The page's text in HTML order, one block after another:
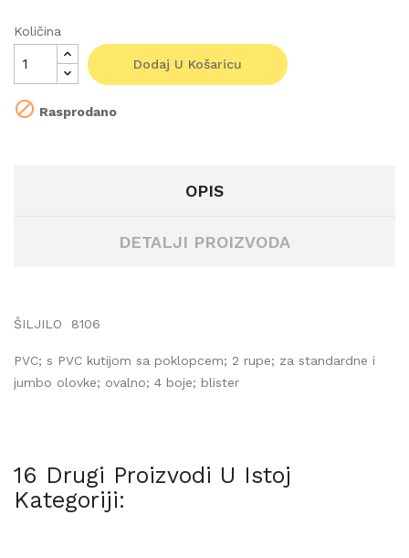
Količina
Dodaj U Košaricu
 Rasprodano
OPIS
DETALJI PROIZVODA
ŠILJILO 8106
PVC; s PVC kutijom sa poklopcem; 2 rupe; za standardne i
jumbo olovke; ovalno; 4 boje; blister
16 Drugi Proizvodi U Istoj
Kategoriji: